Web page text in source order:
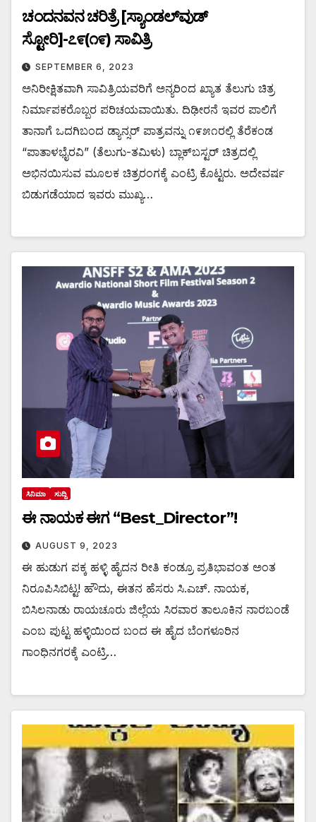
ಚಂದನವನ ಚರಿತ್ರೆ [ಸ್ಯಾಂಡಲ್‌ವುಡ್
ಸ್ಟೋರಿ]-೭೯(೧೯) ಸಾವಿತ್ರಿ
SEPTEMBER 6, 2023
ಅನಿರೀಕ್ಷಿತವಾಗಿ ಸಾವಿತ್ರಿಯವರಿಗೆ ಅನ್ಯರಿಂದ ಖ್ಯಾತ ತೆಲುಗು ಚಿತ್ರ
ನಿರ್ಮಾಪಕರೊಬ್ಬರ ಪರಿಚಯವಾಯಿತು. ದಿಢೀರನೆ ಇವರ ಪಾಲಿಗೆ
ತಾನಾಗೆ ಒದಗಿಬಂದ ಡ್ಯಾನ್ಸರ್ ಪಾತ್ರವನ್ನು ೧೯೫೧ರಲ್ಲಿ ತೆರೆಕಂಡ
“ಪಾತಾಳಭೈರವಿ” (ತೆಲುಗು-ತಮಿಳು) ಬ್ಲಾಕ್‌ಬಸ್ಟರ್ ಚಿತ್ರದಲ್ಲಿ
ಅಭಿನಯಿಸುವ ಮೂಲಕ ಚಿತ್ರರಂಗಕ್ಕೆ ಎಂಟ್ರಿ ಕೊಟ್ಟರು. ಅದೇವರ್ಷ
ಬಿಡುಗಡೆಯಾದ ಇವರು ಮುಖ್ಯ…
ಸಿನಿಮಾ ಸುದ್ದಿ
ಈ ನಾಯಕ ಈಗ “Best_Director”!
AUGUST 9, 2023
ಈ ಹುಡುಗ ಪಕ್ಕ ಹಳ್ಳಿ ಹೈದನ ರೀತಿ ಕಂಡ್ರೂ ಪ್ರತಿಭಾವಂತ ಅಂತ
ನಿರೂಪಿಸಿಬಿಟ್ಟ! ಹೌದು, ಈತನ ಹೆಸರು ಸಿ.ಎಚ್. ನಾಯಕ,
ಬಿಸಿಲನಾಡು ರಾಯಚೂರು ಜಿಲ್ಲೆಯ ಸಿರವಾರ ತಾಲೂಕಿನ ನಾರಬಂಡೆ
ಎಂಬ ಪುಟ್ಟ ಹಳ್ಳಿಯಿಂದ ಬಂದ ಈ ಹೈದ ಬೆಂಗಳೂರಿನ
ಗಾಂಧಿನಗರಕ್ಕೆ ಎಂಟ್ರಿ…